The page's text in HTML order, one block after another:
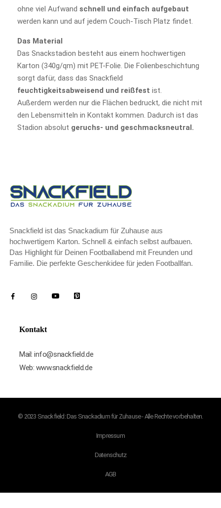
ohne viel Aufwand schnell und einfach aufgebaut
werden kann und auf jedem Couch-Tisch Platz findet.
Das Material
Das Snackstadion besteht aus einem hochwertigen
Karton (340g/qm) mit PET-Folie. Die Folienbeschichtung
sorgt dafür, dass das Snackfield
feuchtigkeitsabweisend und reißfest ist.
Außerdem werden nur die Flächen bedruckt, die nicht mit
den Lebensmitteln in Kontakt kommen. Dadurch ist das
Stadion absolut geruchs- und geschmacksneutral.
Snackfield ist das Snackadium für Zuhause aus
hochwertigem Karton. Schnell & einfach selbst aufbauen.
Das Highlight für Deinen Footballabend mit Freunden und
Familie. Die perfekte Geschenkidee für jeden Footballfan.
Kontakt
Mail: info@snackfield.de
Web: www.snackfield.de
© 2023 Snackfield: Das Snackadium für Zuhause - Alle Rechte vorbehalten.
Impressum
Datenschutz
AGB